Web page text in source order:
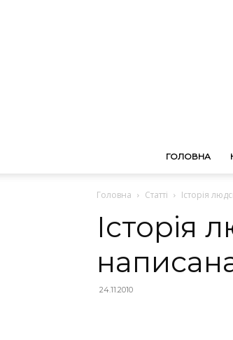
ГОЛОВНА
Головна Статті Історія
Історія
24.11.2010